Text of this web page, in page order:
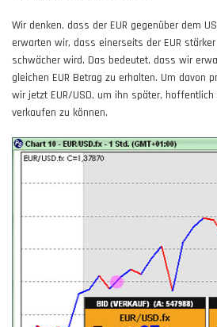
Wir denken, dass der EUR gegenüber dem
erwarten wir, dass einerseits der EUR
schwächer wird. Das bedeutet, dass wir
gleichen EUR Betrag zu erhalten. Um davon
wir jetzt EUR/USD, um ihn später,
verkaufen zu können.